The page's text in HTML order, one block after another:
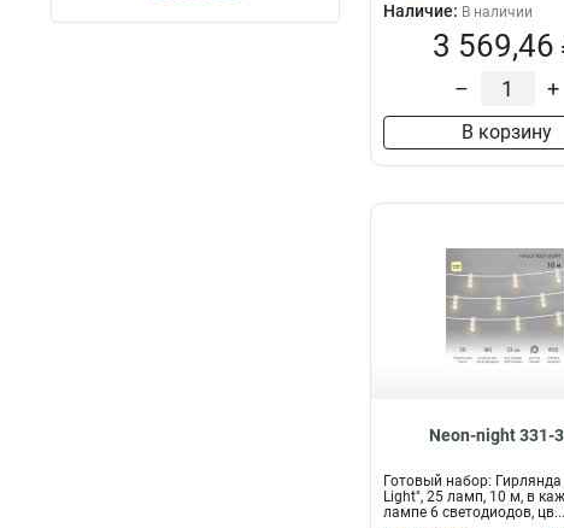
Наличие: В наличии
3 569,46
– +
В корзину
Neon-night 331-
Готовый набор: Гирлянда
Light", 25 ламп, 10 м, в
лампе 6 светодиодов, цв...